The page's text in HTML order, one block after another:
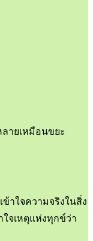
ายเหมือนขยะ
าใจความจริงในสิ่ง
จเหตุแห่งทุกข์ว่า